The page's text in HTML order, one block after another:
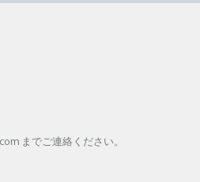
までご連絡ください。